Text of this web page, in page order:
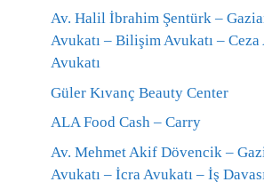
Av. Halil İbrahim Şentürk –
Avukatı – Bilişim Avukatı – Ceza
Avukatı
Güler Kıvanç Beauty Center
ALA Food Cash – Carry
Av. Mehmet Akif Dövencik –
Avukatı – İcra Avukatı – İş